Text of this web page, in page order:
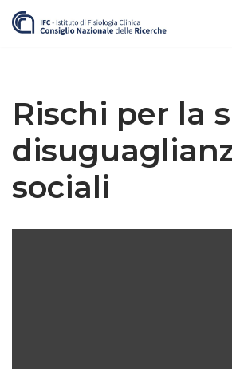
Rischi per la
sociali